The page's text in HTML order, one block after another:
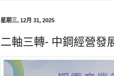
星期三, 12月 31, 2025
二軸三轉- 中鋼經營發